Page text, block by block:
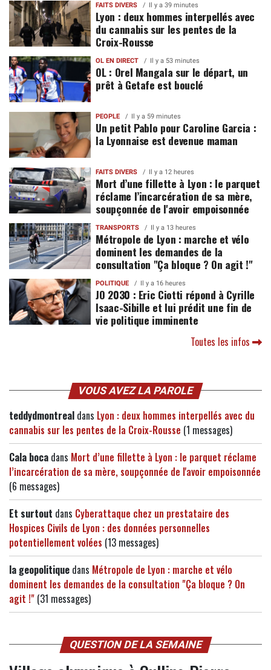
FAITS DIVERS Il y a 39 minutes
Lyon : deux hommes interpellés avec
du cannabis sur les pentes de la
Croix-Rousse
OL EN DIRECT Il y a 53 minutes
OL : Orel Mangala sur le départ, un
prêt à Getafe est bouclé
PEOPLE Il y a 59 minutes
Un petit Pablo pour Caroline Garcia :
la Lyonnaise est devenue maman
FAITS DIVERS Il y a 12 heures
Mort d’une fillette à Lyon : le parquet
réclame l’incarcération de sa mère,
soupçonnée de l'avoir empoisonnée
TRANSPORTS Il y a 13 heures
Métropole de Lyon : marche et vélo
dominent les demandes de la
consultation "Ça bloque ? On agit !"
POLITIQUE Il y a 16 heures
JO 2030 : Eric Ciotti répond à Cyrille
Isaac-Sibille et lui prédit une fin de
vie politique imminente
Toutes les infos
VOUS AVEZ LA PAROLE
teddydmontreal dans Lyon : deux hommes interpellés avec du
cannabis sur les pentes de la Croix-Rousse (1 messages)
Cala boca dans Mort d’une fillette à Lyon : le parquet réclame
l’incarcération de sa mère, soupçonnée de l'avoir empoisonnée
(6 messages)
Et surtout dans Cyberattaque chez un prestataire des
Hospices Civils de Lyon : des données personnelles
potentiellement volées (13 messages)
la geopolitique dans Métropole de Lyon : marche et vélo
dominent les demandes de la consultation "Ça bloque ? On
agit !" (31 messages)
QUESTION DE LA SEMAINE